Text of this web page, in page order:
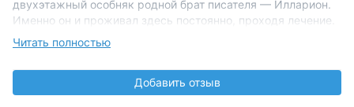
двухэтажный особняк родной брат писателя — Илларион.
Именно он и проживал здесь постоянно, проходя лечение.
Короленко же часто приезжал сюда на отдых со всей
семьёй.
Именно это место и стало для писателя настоящим
вдохновением. Здесь он написал более четырёх сотен
Читать полностью
Добавить отзыв